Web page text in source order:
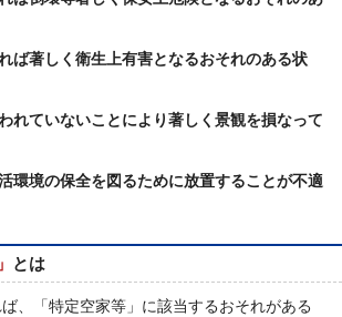
ば著しく衛生上有害となるおそれのある状
れていないことにより著しく景観を損なって
環境の保全を図るために放置することが不適
とは
、「特定空家等」に該当するおそれがある